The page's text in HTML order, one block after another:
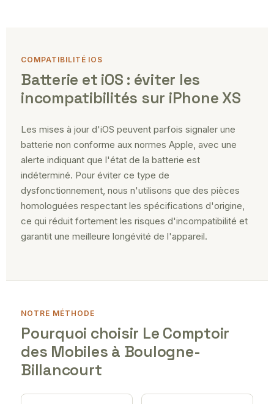
COMPATIBILITÉ IOS
Batterie et iOS : éviter les
incompatibilités sur iPhone XS
Les mises à jour d'iOS peuvent parfois signaler une
batterie non conforme aux normes Apple, avec une
alerte indiquant que l'état de la batterie est
indéterminé. Pour éviter ce type de
dysfonctionnement, nous n'utilisons que des pièces
homologuées respectant les spécifications d'origine,
ce qui réduit fortement les risques d'incompatibilité et
garantit une meilleure longévité de l'appareil.
NOTRE MÉTHODE
Pourquoi choisir Le Comptoir
des Mobiles à Boulogne-
Billancourt